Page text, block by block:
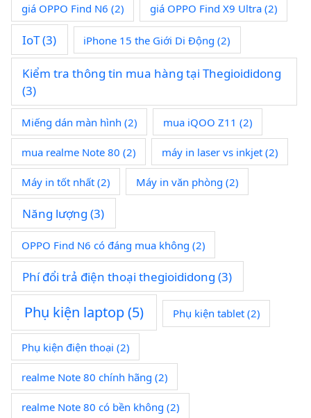
giá OPPO Find N6 (2) giá OPPO Find X9 Ultra(2)
IoT(3) iPhone 15 the Giới Di Động (2)
Kiểm tra thông tin mua hàng tại Thegioididong
(3)
Miếng dán màn hình (2) mua iQOO Z11 (2)
mua realme Note 80 (2) máy in laser vs inkjet(2)
Máy in tốt nhất(2) Máy in văn phòng (2)
Năng lượng (3)
OPPO Find N6 có đáng mua không (2)
Phí đổi trả điện thoại thegioididong (3)
Phụ kiện laptop(5) Phụ kiện tablet(2)
Phụ kiện điện thoại (2)
realme Note 80 chính hãng (2)
realme Note 80 có bền không (2)